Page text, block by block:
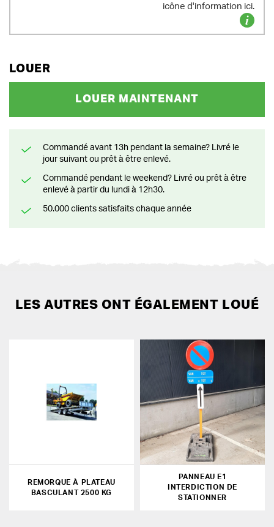
icône d'information ici.
LOUER
LOUER MAINTENANT
Commandé avant 13h pendant la semaine? Livré le
jour suivant ou prêt à être enlevé.
Commandé pendant le weekend? Livré ou prêt à être
enlevé à partir du lundi à 12h30.
50.000 clients satisfaits chaque année
LES AUTRES ONT ÉGALEMENT LOUÉ
REMORQUE À PLATEAU
BASCULANT 2500 KG
PANNEAU E1
INTERDICTION DE
STATIONNER